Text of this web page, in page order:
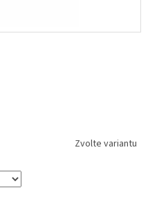
Zvolte variantu